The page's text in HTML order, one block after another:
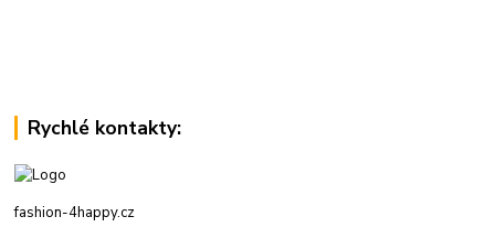
Rychlé kontakty:
fashion-4happy.cz